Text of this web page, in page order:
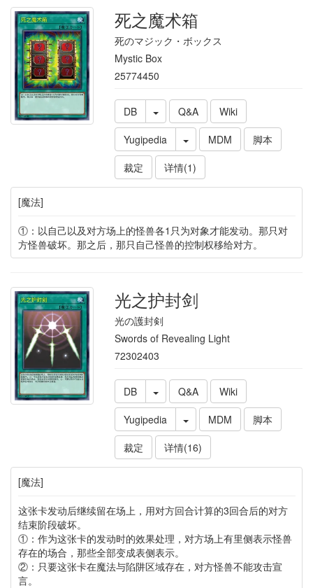
死之魔术箱
死のマジック・ボックス
Mystic Box
25774450
DB Q&A
Wiki
Yugipedia
MDM
脚本
裁定
详情(1)
[魔法]
①：以自己以及对方场上的怪兽各1只为对象才能发动。那只对
方怪兽破坏。那之后，那只自己怪兽的控制权移给对方。
光之护封剑
光の護封剣
Swords of Revealing Light
72302403
DB Q&A
Wiki
Yugipedia
MDM
脚本
裁定
详情(16)
[魔法]
这张卡发动后继续留在场上，用对方回合计算的3回合后的对方
结束阶段破坏。
①：作为这张卡的发动时的效果处理，对方场上有里侧表示怪兽
存在的场合，那些全部变成表侧表示。
②：只要这张卡在魔法与陷阱区域存在，对方怪兽不能攻击宣
言。